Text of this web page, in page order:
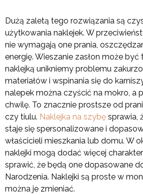
Dużą zaletą tego rozwiązania są
użytkowania naklejek. W
nie wymagają one prania,
energię. Wieszanie zasłon może być
naklejką unikniemy problemu
materiałów i wspinania się do
nalepek można czyścić na mokro, a
chwilę. To znacznie prostsze od
czy tiulu. Naklejka na szybę sprawia,
staje się spersonalizowane i
właścicieli mieszkania lub domu. W
naklejki mogą dodać więcej
sprawić, że będą one dopasowane
Narodzenia. Naklejki są proste w
można je zmieniać.